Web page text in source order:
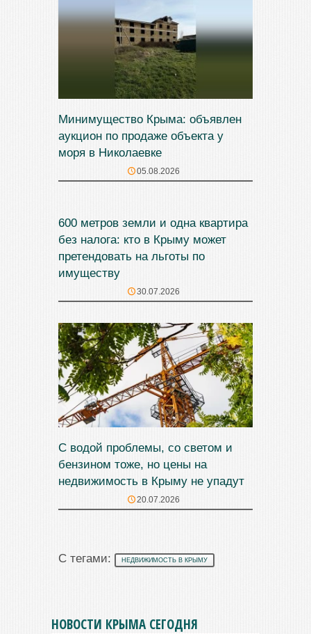
Минимущество Крыма: объявлен
аукцион по продаже объекта у
моря в Николаевке
05.08.2026
600 метров земли и одна квартира
без налога: кто в Крыму может
претендовать на льготы по
имуществу
30.07.2026
С водой проблемы, со светом и
бензином тоже, но цены на
недвижимость в Крыму не упадут
20.07.2026
С тегами: НЕДВИЖИМОСТЬ В КРЫМУ
НОВОСТИ КРЫМА СЕГОДНЯ